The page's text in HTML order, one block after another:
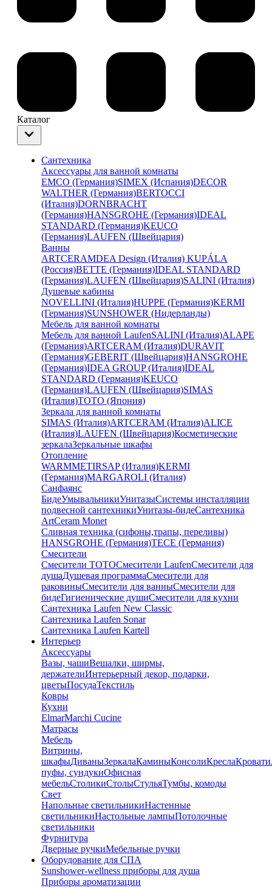
Каталог
Сантехника
Аксессуары для ванной комнаты
EMCO (Германия)SIMEX (Испания)DECOR
WALTHER (Германия)BERTOCCI
(Италия)DORNBRACHT
(Германия)HANSGROHE (Германия)IDEAL
STANDARD (Германия)KEUCO
(Германия)LAUFEN (Швейцария)
Ванны
ARTCERAMDEA Design (Италия) KUPÁLA
(Россия)BETTE (Германия)IDEAL STANDARD
(Германия)LAUFEN (Швейцария)SALINI (Италия)
Душевые кабины
NOVELLINI (Италия)HUPPE (Германия)KERMI
(Германия)SUNSHOWER (Нидерланды)
Мебель для ванной комнаты
Мебель для ванной LaufenSALINI (Италия)ALAPE
(Германия)ARTCERAM (Италия)DURAVIT
(Германия)GEBERIT (Швейцария)HANSGROHE
(Германия)IDEA GROUP (Италия)IDEAL
STANDARD (Германия)KEUCO
(Германия)LAUFEN (Швейцария)SIMAS
(Италия)TOTO (Япония)
Зеркала для ванной комнаты
SIMAS (Италия)ARTCERAM (Италия)ALICE
(Италия)LAUFEN (Швейцария)Косметические
зеркалаЗеркальные шкафы
Отопление
WARMMETIRSAP (Италия)KERMI
(Германия)MARGAROLI (Италия)
Санфаянс
БидеУмывальникиУнитазыСистемы инсталляции
подвесной сантехникиУнитазы-бидеСантехника
ArtCeram Monet
Сливная техника (сифоны,трапы, переливы)
HANSGROHE (Германия)TECE (Германия)
Смесители
Смесители TOTOСмесители LaufenСмесители для
душаДушевая программаСмесители для
раковиныСмесители для ванныСмесители для
бидеГигиенические душиСмесители для кухни
Сантехника Laufen New Classic
Сантехника Laufen Sonar
Сантехника Laufen Kartell
Интерьер
Аксессуары
Вазы, чашиВешалки, ширмы,
держателиИнтерьерный декор, подарки,
цветыПосудаТекстиль
Ковры
Кухни
ElmarMarchi Cucine
Матрасы
Мебель
Витрины,
шкафыДиваныЗеркалаКаминыКонсолиКреслаКровати
пуфы, сундукиОфисная
мебельСтоликиСтолыСтульяТумбы, комоды
Свет
Напольные светильникиНастенные
светильникиНастольные лампыПотолочные
светильники
Фурнитура
Дверные ручкиМебельные ручки
Оборудование для СПА
Sunshower-wellness приборы для душа
Приборы ароматизации